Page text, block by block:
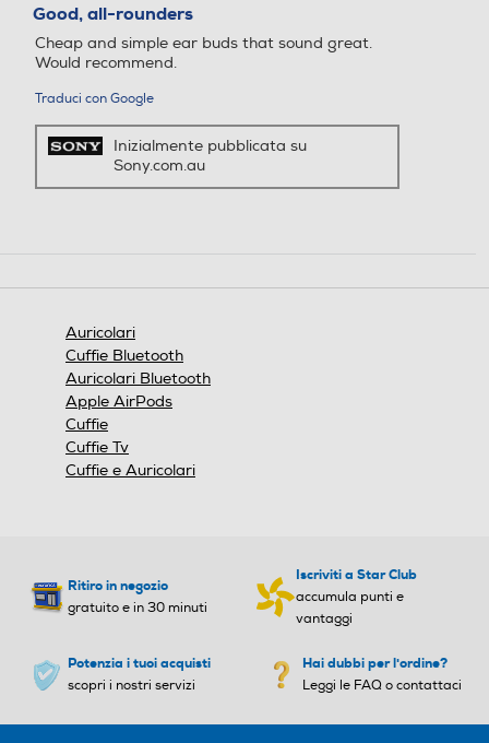
5
stelle.
Good, all-rounders
Cheap and simple ear buds that sound great.
Would recommend.
Traduci con Google
Inizialmente pubblicata su
Sony.com.au
Auricolari
Cuffie Bluetooth
Auricolari Bluetooth
Apple AirPods
Cuffie
Cuffie Tv
Cuffie e Auricolari
Ritiro in negozio
gratuito e in 30 minuti
Iscriviti a Star Club
accumula punti e
vantaggi
Potenzia i tuoi acquisti
scopri i nostri servizi
Hai dubbi per l'ordine?
Leggi le FAQ o contattaci